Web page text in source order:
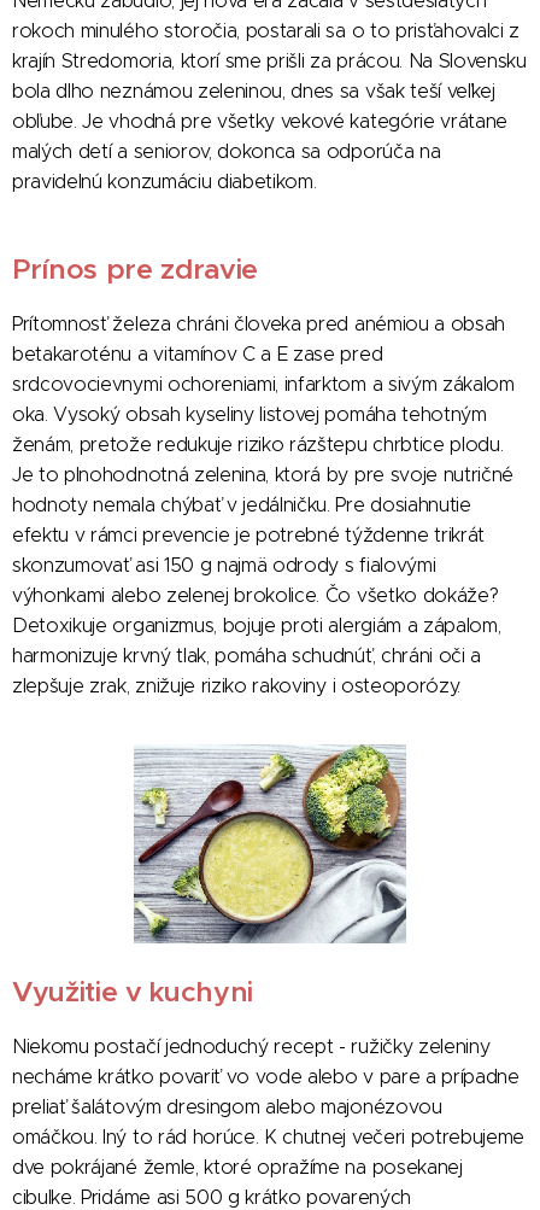
rokoch minulého storočia, postarali sa o to prisťahovalci z
krajín Stredomoria, ktorí sme prišli za prácou. Na Slovensku
bola dlho neznámou zeleninou, dnes sa však teší veľkej
obľube. Je vhodná pre všetky vekové kategórie vrátane
malých detí a seniorov, dokonca sa odporúča na
pravidelnú konzumáciu diabetikom.
Prínos pre zdravie
Prítomnosť železa chráni človeka pred anémiou a obsah
betakaroténu a vitamínov C a E zase pred
srdcovocievnymi ochoreniami, infarktom a sivým zákalom
oka. Vysoký obsah kyseliny listovej pomáha tehotným
ženám, pretože redukuje riziko rázštepu chrbtice plodu.
Je to plnohodnotná zelenina, ktorá by pre svoje nutričné
hodnoty nemala chýbať v jedálničku. Pre dosiahnutie
efektu v rámci prevencie je potrebné týždenne trikrát
skonzumovať asi 150 g najmä odrody s fialovými
výhonkami alebo zelenej brokolice. Čo všetko dokáže?
Detoxikuje organizmus, bojuje proti alergiám a zápalom,
harmonizuje krvný tlak, pomáha schudnúť, chráni oči a
zlepšuje zrak, znižuje riziko rakoviny i osteoporózy.
Využitie v kuchyni
Niekomu postačí jednoduchý recept - ružičky zeleniny
necháme krátko povariť vo vode alebo v pare a prípadne
preliať šalátovým dresingom alebo majonézovou
omáčkou. Iný to rád horúce. K chutnej večeri potrebujeme
dve pokrájané žemle, ktoré opražíme na posekanej
cibulke. Pridáme asi 500 g krátko povarených